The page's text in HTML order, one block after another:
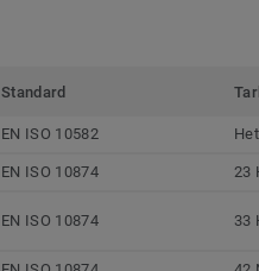
Standard
EN ISO 10582
EN ISO 10874 23
EN ISO 10874 33